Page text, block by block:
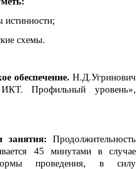
истинности;
схемы.
обеспечение. Н.Д.Угринович
Профильный уровень»,
занятия: Продолжительность
45 минутами в случае
проведения, в силу